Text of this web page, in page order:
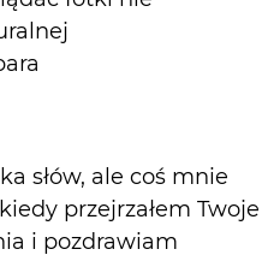
słów, ale coś mnie
przejrzałem Twoje
i pozdrawiam